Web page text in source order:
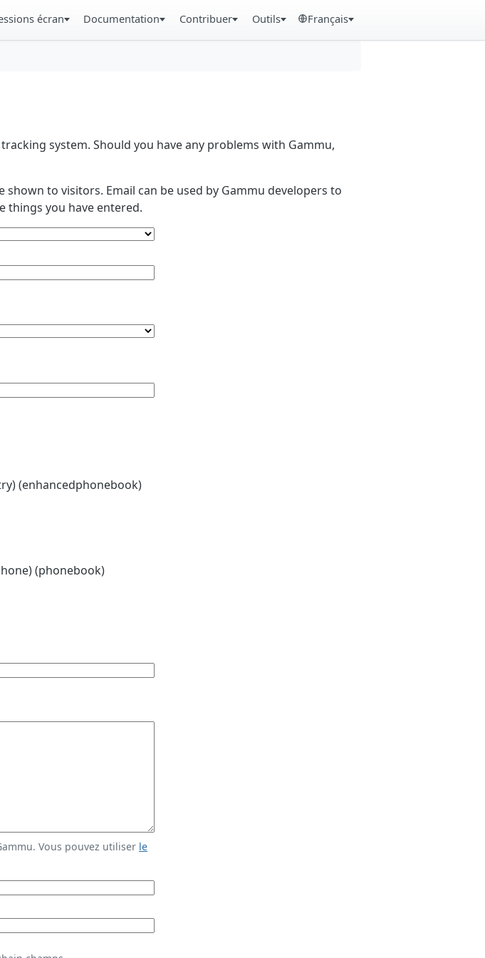
écran Documentation Contribuer Outils Français
system. Should you have any problems with Gammu,
to visitors. Email can be used by Gammu developers to
things you have entered.
(enhancedphonebook)
(phonebook)
Vous pouvez utiliser le